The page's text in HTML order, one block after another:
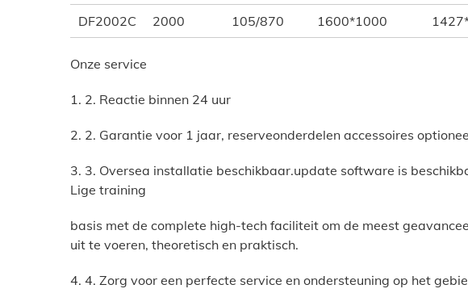
DF2002C 2000 105/870 1600*1000
Onze service
1. 2. Reactie binnen 24 uur
2. 2. Garantie voor 1 jaar, reserveonderdelen accessoires
3. 3. Oversea installatie beschikbaar.update software is
Lige training
basis met de complete high-tech faciliteit om de meest
uit te voeren, theoretisch en praktisch.
4. 4. Zorg voor een perfecte service en ondersteuning op het